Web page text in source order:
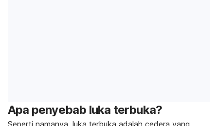
Apa penyebab luka terbuka?